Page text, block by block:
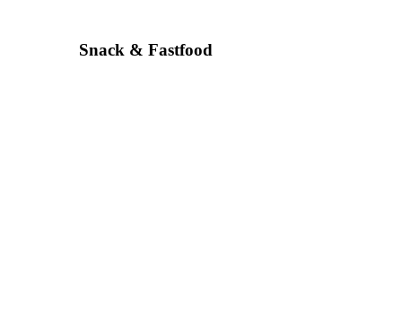
Snack & Fastfood